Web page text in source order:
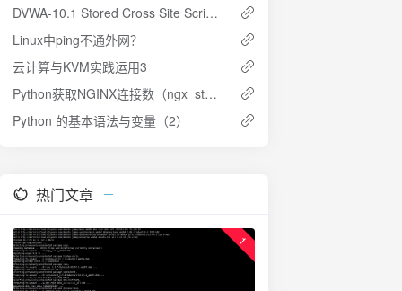
DVWA-10.1 Stored Cross Site Scripting (XSS)
Linux中ping不通外网？
云计算与KVM实践运用3
Python获取NGINX连接数（ngx_stub_status）
Python 的基本语法与变量（2）
热门文章
1